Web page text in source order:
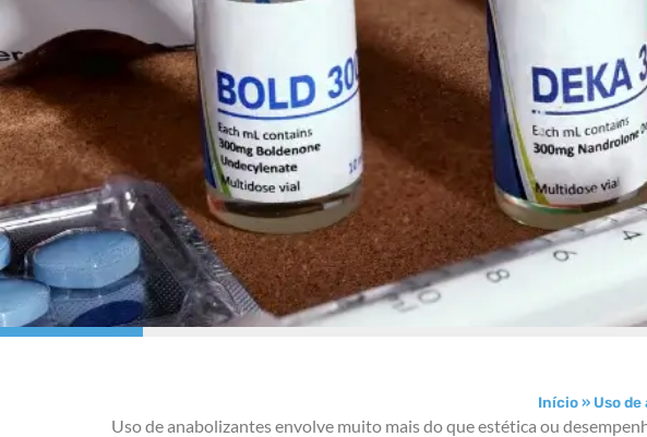
Início» Uso
Uso de anabolizantes envolve muito mais do que estética ou